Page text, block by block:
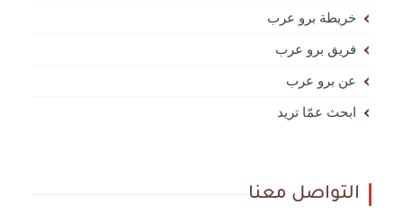
خريطة برو عرب
فريق برو عرب
عن برو عرب
ابحث عمّا تريد
التواصل معنا